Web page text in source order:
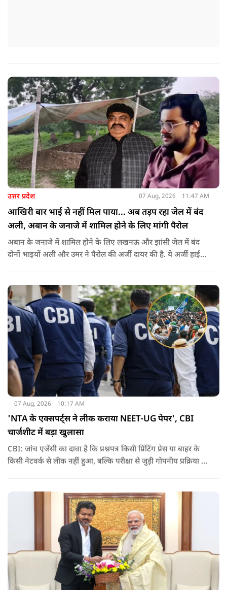
उत्तर प्रदेश 07 Aug, 2026 11:47 AM
आखिरी बार भाई से नहीं मिल पाया... अब तड़प रहा जेल में बंद
अली, अबान के जनाजे में शामिल होने के लिए मांगी पैरोल
अबान के जनाजे में शामिल होने के लिए लखनऊ और झांसी जेल में बंद
दोनों भाइयों अली और उमर ने पैरोल की अर्जी दायर की है. ये अर्जी हाई
07 Aug, 2026 10:17 AM
'NTA के एक्सपर्ट्स ने लीक कराया NEET-UG पेपर', CBI
चार्जशीट में बड़ा खुलासा
CBI: जांच एजेंसी का दावा है कि प्रश्नपत्र किसी प्रिंटिंग प्रेस या बाहर के
किसी नेटवर्क से लीक नहीं हुआ, बल्कि परीक्षा से जुड़ी गोपनीय प्रक्रिया में